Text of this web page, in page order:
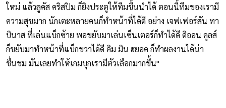
ใหม่ แล้วลูคัส คริสปิม ก็ยิงประตูให้ทีมขึ้นนำได้ ตอนนี้ทีมของเรามี
ความสุขมาก นักเตะหลายคนก็ทำหน้าที่ได้ดี อย่าง เจฟเฟอร์สัน ทา
บินาส ที่เล่นแบ็กซ้าย พอขยับมาเล่นเซ็นเตอร์ก็ทำได้ดี ดิออน คูลส์
ก็ขยับมาทำหน้าที่แบ็กขวาได้ดี คิม มิน ฮยอค ก็ทำผลงานได้น่า
ชื่นชม มันเลยทำให้เกมบุกเรามีตัวเลือกมากขึ้น"